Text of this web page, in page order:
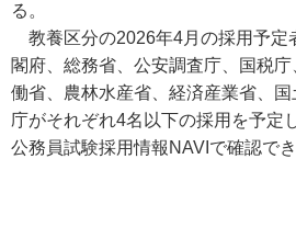
る。
教養区分の2026年4月の採用予定
閣府、総務省、公安調査庁、国税
働省、農林水産省、経済産業省、国
庁がそれぞれ4名以下の採用を予定
公務員試験採用情報NAVIで確認でき